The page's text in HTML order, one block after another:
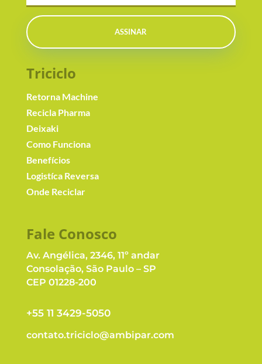
ASSINAR
Triciclo
Retorna Machine
Recicla Pharma
Deixaki
Como Funciona
Benefícios
Logistíca Reversa
Onde Reciclar
Fale Conosco
Av. Angélica, 2346, 11º andar
Consolação, São Paulo – SP
CEP 01228-200
+55 11 3429-5050
contato.triciclo@ambipar.com